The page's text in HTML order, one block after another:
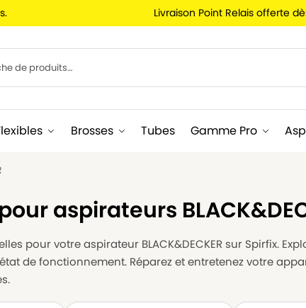
Livraison Point Relais offerte
Brosses Tubes Gamme Pro
aspirateurs
pour votre aspirateur BLACK&DECKER sur Spirfix.
état de fonctionnement. Réparez et entretenez votre